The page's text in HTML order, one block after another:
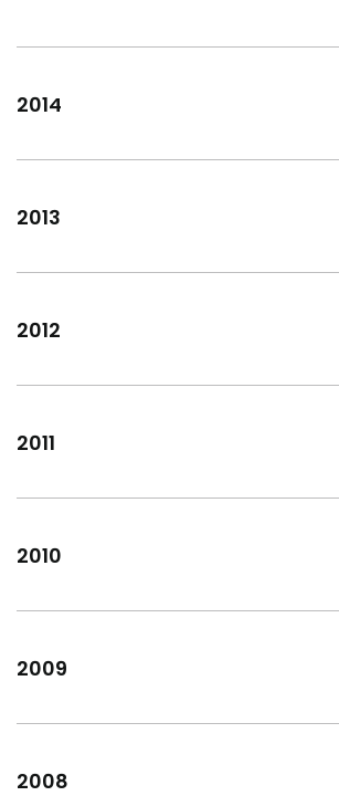
2014
2013
2012
2011
2010
2009
2008